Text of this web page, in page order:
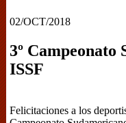
02/OCT/2018
3º
ISSF
Felicitaciones a los